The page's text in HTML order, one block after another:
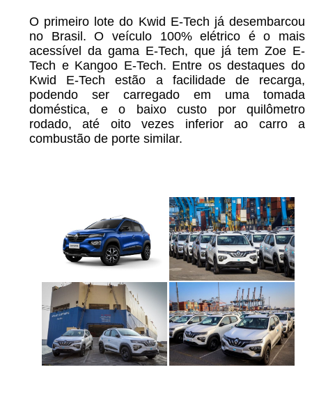
O primeiro lote do Kwid E-Tech já desembarcou
no Brasil. O veículo 100% elétrico é o mais
acessível da gama E-Tech, que já tem Zoe E-
Tech e Kangoo E-Tech. Entre os destaques do
Kwid E-Tech estão a facilidade de recarga,
podendo ser carregado em uma tomada
doméstica, e o baixo custo por quilômetro
rodado, até oito vezes inferior ao carro a
combustão de porte similar.